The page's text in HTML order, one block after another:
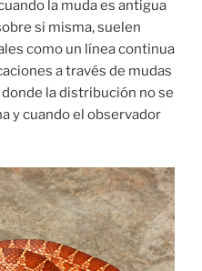
la muda es antigua
si misma, suelen
como un línea continua
a través de mudas
la distribución no se
y cuando el observador